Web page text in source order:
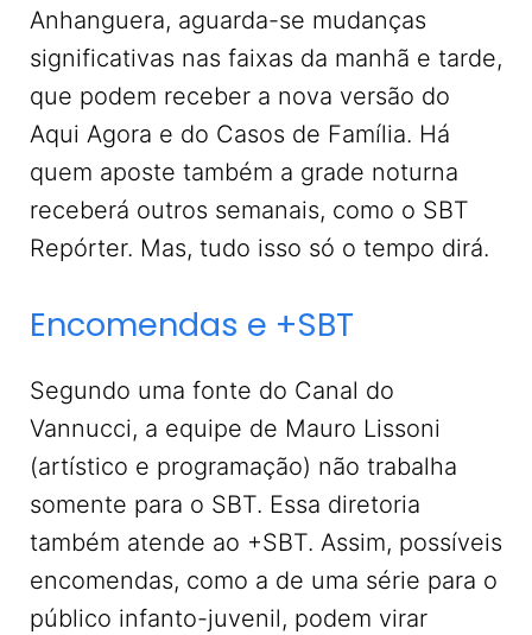
Anhanguera, aguarda-se mudanças
significativas nas faixas da manhã e tarde,
que podem receber a nova versão do
Aqui Agora e do Casos de Família. Há
quem aposte também a grade noturna
receberá outros semanais, como o SBT
Repórter. Mas, tudo isso só o tempo dirá.
Encomendas e +SBT
Segundo uma fonte do Canal do
Vannucci, a equipe de Mauro Lissoni
(artístico e programação) não trabalha
somente para o SBT. Essa diretoria
também atende ao +SBT. Assim, possíveis
encomendas, como a de uma série para o
público infanto-juvenil, podem virar